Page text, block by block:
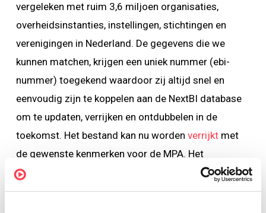
vergeleken met ruim 3,6 miljoen organisaties,
overheidsinstanties, instellingen, stichtingen en
verenigingen in Nederland. De gegevens die we
kunnen matchen, krijgen een uniek nummer (ebi-
nummer) toegekend waardoor zij altijd snel en
eenvoudig zijn te koppelen aan de NextBI database
om te updaten, verrijken en ontdubbelen in de
toekomst. Het bestand kan nu worden verrijktmet
de gewenste kenmerken voor de MPA. Het
waardevolle bestand dat uiteindelijk is gecreëerd, is
het uitgangspunt voor een gedegen MPA.